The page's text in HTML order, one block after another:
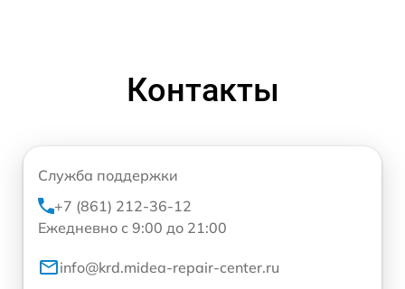
Контакты
Служба поддержки
+7 (861) 212-36-12
Ежедневно с 9:00 до 21:00
info@krd.midea-repair-center.ru